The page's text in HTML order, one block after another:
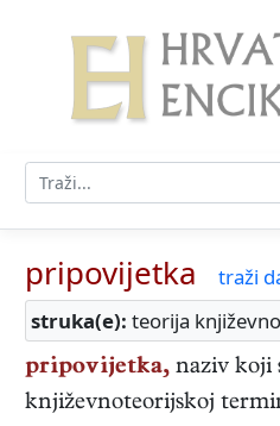
pripovijetka
traži
struka(e): teorija
pripovijetka, naziv koji
književnoteorijskoj